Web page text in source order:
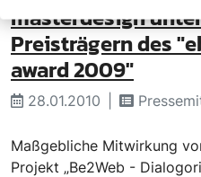
masterdesign
Preisträgern des
award 2009"
28.01.2010
Maßgebliche Mitwirkung
Projekt „Be2Web -